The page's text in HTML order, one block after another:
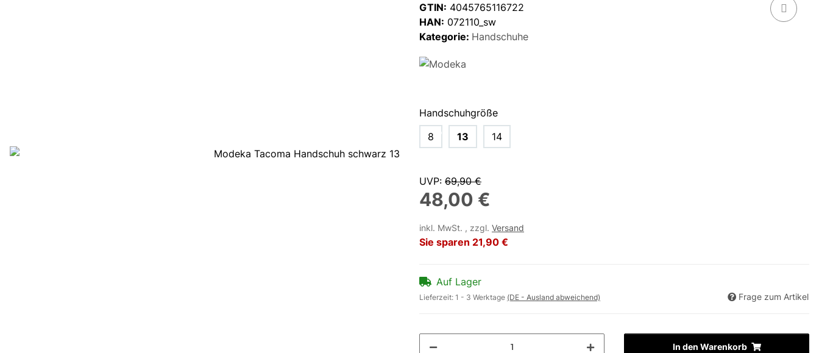
GTIN: 4045765116722
HAN: 072110_sw
Kategorie: Handschuhe
Handschuhgröße
8
13 14
UVP: 69,90 €
48,00 €
inkl. MwSt. , zzgl. Versand
Sie sparen 21,90 €
Auf Lager
Lieferzeit: 1 - 3 Werktage (DE - Ausland abweichend) Frage zum Artikel
In den Warenkorb